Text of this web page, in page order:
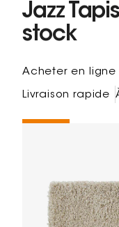
Jazz
stock
Acheter en ligne
Livraison rapide